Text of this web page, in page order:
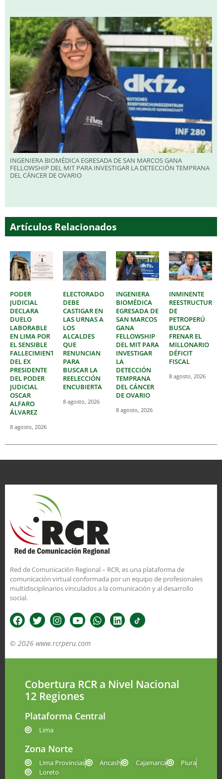
INGENIERA BIOMÉDICA EGRESADA DE SAN MARCOS GANA
FELLOWSHIP DEL MIT PARA INVESTIGAR LA DETECCIÓN TEMPRANA
DEL CÁNCER DE OVARIO
Artículos Relacionados
PODER
JUDICIAL
DECLARA
DUELO
LABORABLE
EN LIMA POR
EL SENSIBLE
FALLECIMIENTO
DEL EX
PRESIDENTE
DEL PODER
JUDICIAL
OSCAR
ALFARO
ÁLVAREZ
8 agosto, 2026
ELECTORADO
DEBE
CASTIGAR EN
LAS URNAS A
LOS
ALCALDES
QUE
RENUNCIAN
PARA
BUSCAR LA
REELECCIÓN
ENCUBIERTA
8 agosto, 2026
INGENIERA
BIOMÉDICA
EGRESADA DE
SAN MARCOS
GANA
FELLOWSHIP
DEL MIT PARA
INVESTIGAR
LA
DETECCIÓN
TEMPRANA
DEL CÁNCER
DE OVARIO
8 agosto, 2026
INMINENTE
DE
PETROPERÚ
BUSCA
FRENAR EL
MILLONARIO
DÉFICIT
FISCAL
8 agosto, 2026
Red de Comunicación Regional – RCR, es una plataforma de
comunicación virtual conformada por un equipo de profesionales
multidisciplinarios vinculados a la comunicación y al desarrollo
social.
© 2026 www.rcrperu.com
Cobertura RCR a Nivel Nacional
12 Regiones
Plataforma Central
Lima
Zona Norte
Lima Provincias Ancash Cajamarca
Piura
Loreto